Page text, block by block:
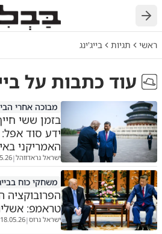
חזרה
ראשי תגיות בייג'ינג
עוד כתבות על
מבוכה אחרי
בזמן ששי
ידע סוד
האמריקני
ישראל גראדווהל|
משחקי כוח
הפרובוקציה
טראמפ:
ישראל גרוס|
18.05.26